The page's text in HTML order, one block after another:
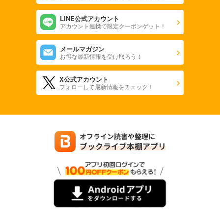
LINE公式アカウント
アカウント連携で限定クーポンゲット！
メールマガジン
お得な最新情報を受け取ろう！
X公式アカウント
フォローして最新情報をチェック！